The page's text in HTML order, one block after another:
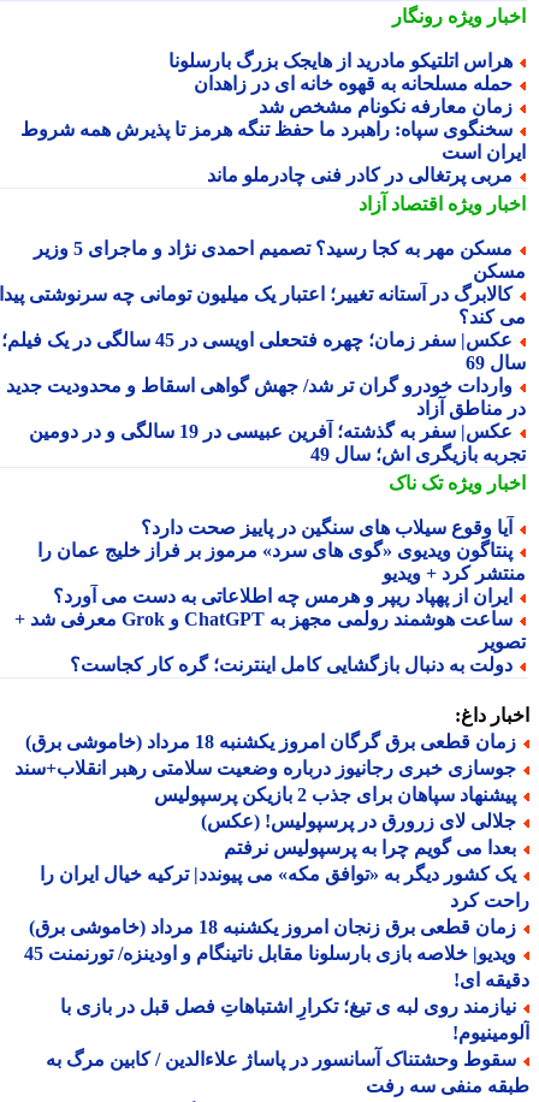
ویژهرونگار
اتلتیکو مادرید از هایجک بزرگ بارسلونا
مسلحانه به قهوه خانه ای در زاهدان
معارفه نکونام مشخص شد
سپاه: راهبرد ما حفظ تنگه هرمز تا پذیرش همه شروط
است
پرتغالی در کادر فنی چادرملو ماند
ویژهاقتصاد آزاد
مسکن مهر به کجا رسید؟ تصمیم احمدی نژاد و ماجرای 5 وزیر
در آستانه تغییر؛ اعتبار یک میلیون تومانی چه سرنوشتی پیدا
کند؟
عکس| سفر زمان؛ چهره فتحعلی اویسی در 45 سالگی در یک فیلم؛
69
خودرو گران تر شد/ جهش گواهی اسقاط و محدودیت جدید
مناطق آزاد
عکس| سفر به گذشته؛ آفرین عبیسی در 19 سالگی و در دومین
بازیگری اش؛ سال 49
ویژهتک ناک
وقوع سیلاب های سنگین در پاییز صحت دارد؟
ویدیوی «گوی های سرد» مرموز بر فراز خلیج عمان را
کرد + ویدیو
از پهپاد ریپر و هرمس چه اطلاعاتی به دست می آورد؟
ساعت هوشمند رولمی مجهز به ChatGPT و Grok معرفی شد +
به دنبال بازگشایی کامل اینترنت؛ گره کار کجاست؟
داغ:
قطعی برق گرگان امروز یکشنبه 18 مرداد (خاموشی برق)
خبری رجانیوز درباره وضعیت سلامتی رهبر انقلاب+سند
سپاهان برای جذب 2 بازیکن پرسپولیس
لای زرورق در پرسپولیس! (عکس)
می گویم چرا به پرسپولیس نرفتم
کشور دیگر به «توافق مکه» می پیوندد| ترکیه خیال ایران را
کرد
قطعی برق زنجان امروز یکشنبه 18 مرداد (خاموشی برق)
ویدیو| خلاصه بازی بارسلونا مقابل ناتینگام و اودینزه/ تورنمنت 45
ای!
روی لبه ی تیغ؛ تکرارِ اشتباهاتِ فصل قبل در بازی با
وحشتناک آسانسور در پاساژ علاءالدین / کابین مرگ به
منفی سه رفت